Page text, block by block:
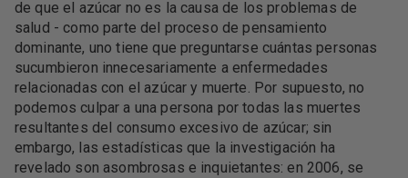
de que el azúcar no es la causa de los problemas de
salud - como parte del proceso de pensamiento
dominante, uno tiene que preguntarse cuántas personas
sucumbieron innecesariamente a enfermedades
relacionadas con el azúcar y muerte. Por supuesto, no
podemos culpar a una persona por todas las muertes
resultantes del consumo excesivo de azúcar; sin
embargo, las estadísticas que la investigación ha
revelado son asombrosas e inquietantes: en 2006, se